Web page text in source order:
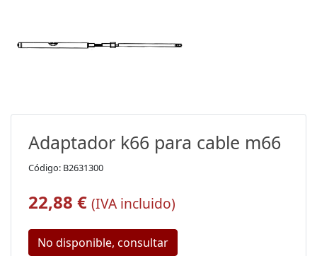
Adaptador k66 para cable m66
Código: B2631300
22,88 € (IVA incluido)
No disponible, consultar